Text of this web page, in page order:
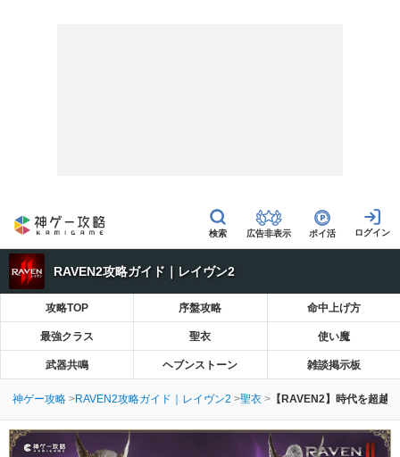
広告非表示 ポイ活
RAVEN2攻略ガイド｜レイヴン2
攻略TOP 序盤攻略 命中上げ方
最強クラス 聖衣 使い魔
武器共鳴 ヘブンストーン 雑談掲示板
神ゲー攻略 RAVEN2攻略ガイド｜レイヴン2 聖衣 【RAVEN2】時代を超越